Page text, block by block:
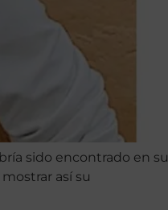
sido encontrado en su
así su